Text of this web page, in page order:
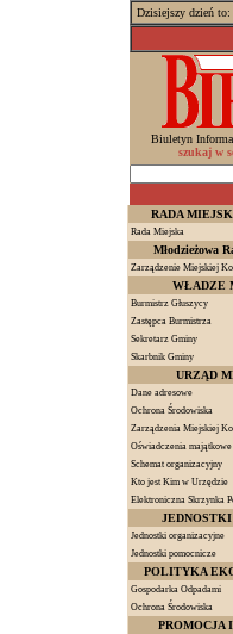
Dzisiejszy dzień to:
Biuletyn
szukaj w
RADA
Rada Miejska
Młodzieżowa
Zarządzenie Miejskiej
WŁADZE
Burmistrz Głuszycy
Zastępca Burmistrza
Sekretarz Gminy
Skarbnik Gminy
URZĄD
Dane adresowe
Ochrona Środowiska
Zarządzenia Miejskiej
Oświadczenia majątkowe
Schemat organizacyjny
Kto jest Kim w Urzędzie
Elektroniczna Skrzynka
Jednostki organizacyjne
Jednostki pomocnicze
POLITYKA
Gospodarka Odpadami
Ochrona Środowiska
PROMOCJA